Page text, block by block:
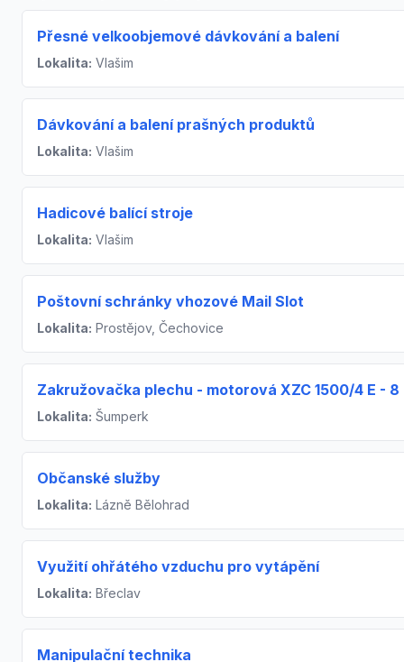
Přesné velkoobjemové dávkování a balení
Lokalita: Vlašim
Dávkování a balení prašných produktů
Lokalita: Vlašim
Hadicové balící stroje
Lokalita: Vlašim
Poštovní schránky vhozové Mail Slot
Lokalita: Prostějov, Čechovice
Zakružovačka plechu - motorová XZC 1500/4 E - 8
Lokalita: Šumperk
Občanské služby
Lokalita: Lázně Bělohrad
Využití ohřátého vzduchu pro vytápění
Lokalita: Břeclav
Manipulační technika